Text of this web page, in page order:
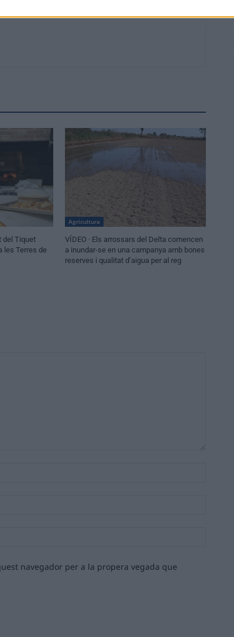
del Tiquet
les Terres de
Agricultura
VÍDEO · Els arrossars del Delta comencen
a inundar-se en una campanya amb bones
reserves i qualitat d’aigua per al reg
navegador per a la propera vegada que